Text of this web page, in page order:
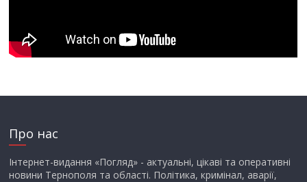
Про нас
Інтернет-видання «Погляд» - актуальні, цікаві та оперативні
новини Тернополя та області. Політика, кримінал, аварії,